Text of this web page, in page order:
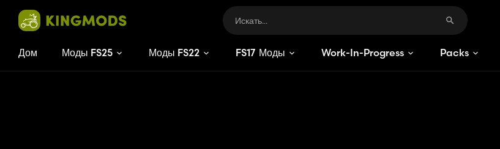
Дом Моды FS25 Моды FS22 FS17 Моды Work-In-Progress Packs